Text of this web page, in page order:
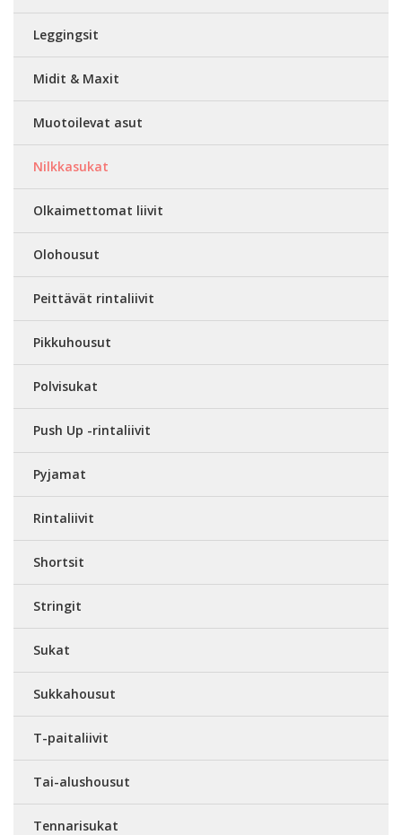
Leggingsit
Midit & Maxit
Muotoilevat asut
Nilkkasukat
Olkaimettomat liivit
Olohousut
Peittävät rintaliivit
Pikkuhousut
Polvisukat
Push Up -rintaliivit
Pyjamat
Rintaliivit
Shortsit
Stringit
Sukat
Sukkahousut
T-paitaliivit
Tai-alushousut
Tennarisukat